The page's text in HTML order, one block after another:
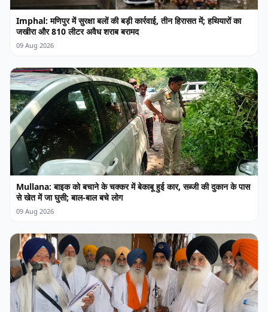
Imphal: मणिपुर में सुरक्षा बलों की बड़ी कार्रवाई, तीन हिरासत में; हथियारों का
जखीरा और 810 लीटर अवैध शराब बरामद
09 Aug 2026
Mullana: बाइक को बचाने के चक्कर में बेकाबू हुई कार, सब्जी की दुकान के पास
से खेत में जा घुसी; बाल-बाल बचे लोग
09 Aug 2026